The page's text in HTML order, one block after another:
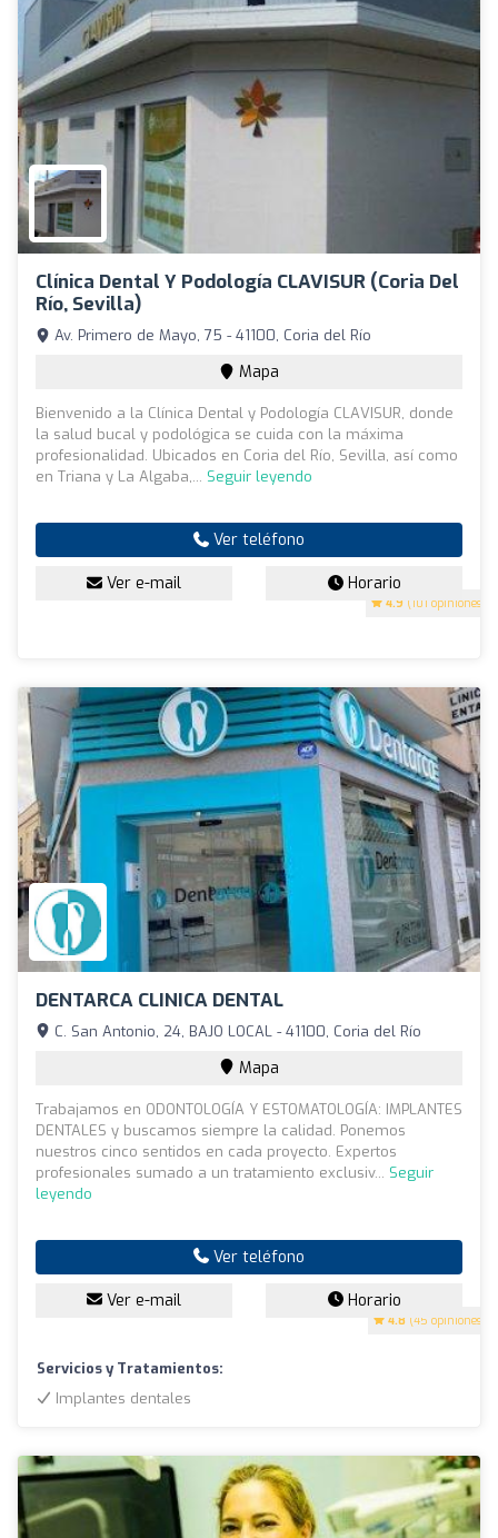
Clínica Dental Y Podología CLAVISUR (Coria Del
Río, Sevilla)
4.9 (101 opiniones)
Av. Primero de Mayo, 75 - 41100, Coria del Río
Mapa
Bienvenido a la Clínica Dental y Podología CLAVISUR, donde
la salud bucal y podológica se cuida con la máxima
profesionalidad. Ubicados en Coria del Río, Sevilla, así como
en Triana y La Algaba,... Seguir leyendo
Ver teléfono
Ver e-mail Horario
DENTARCA CLINICA DENTAL
4.8 (45 opiniones)
C. San Antonio, 24, BAJO LOCAL - 41100, Coria del Río
Mapa
Trabajamos en ODONTOLOGÍA Y ESTOMATOLOGÍA: IMPLANTES
DENTALES y buscamos siempre la calidad. Ponemos
nuestros cinco sentidos en cada proyecto. Expertos
profesionales sumado a un tratamiento exclusiv... Seguir
leyendo
Ver teléfono
Ver e-mail Horario
Servicios y Tratamientos:
Implantes dentales